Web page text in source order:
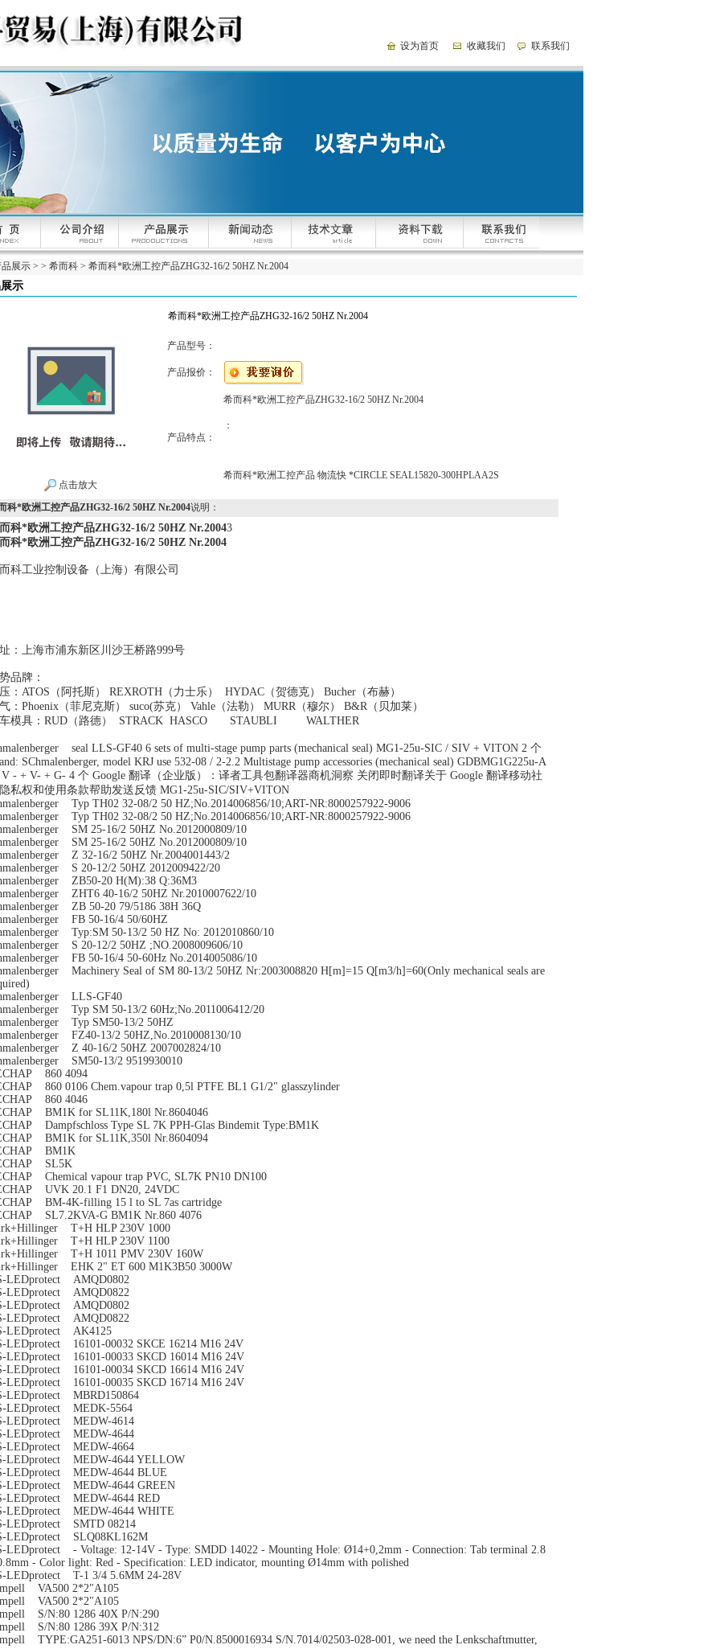
设为首页 收藏我们 联系我们
品展示 > > 希而科 > 希而科*欧洲工控产品ZHG32-16/2 50HZ Nr.2004
示
希而科*欧洲工控产品ZHG32-16/2 50HZ Nr.2004
点击放大
产品型号：
产品报价：
产品特点：
希而科*欧洲工控产品ZHG32-16/2 50HZ Nr.2004
：
希而科*欧洲工控产品 物流快 *CIRCLE SEAL15820-300HPLAA2S
科*欧洲工控产品ZHG32-16/2 50HZ Nr.2004说明：
科*欧洲工控产品ZHG32-16/2 50HZ Nr.20043
科*欧洲工控产品ZHG32-16/2 50HZ Nr.2004
科工业控制设备（上海）有限公司
址：上海市浦东新区川沙王桥路999号
品牌：
：ATOS（阿托斯） REXROTH（力士乐） HYDAC（贺德克） Bucher（布赫）
：Phoenix（菲尼克斯） suco(苏克） Vahle（法勒） MURR（穆尔） B&R（贝加莱）
模具：RUD（路德） STRACK HASCO STAUBLI WALTHER
seal LLS-GF40 6 sets of multi-stage pump parts (mechanical seal) MG1-25u-SIC / SIV + VITON 2 个
SChmalenberger, model KRJ use 532-08 / 2-2.2 Multistage pump accessories (mechanical seal) GDBMG1G225u-A
- + V- + G- 4 个 Google 翻译（企业版）：译者工具包翻译器商机洞察 关闭即时翻译关于 Google 翻译移动社
私权和使用条款帮助发送反馈 MG1-25u-SIC/SIV+VITON
Typ TH02 32-08/2 50 HZ;No.2014006856/10;ART-NR:8000257922-9006
Typ TH02 32-08/2 50 HZ;No.2014006856/10;ART-NR:8000257922-9006
SM 25-16/2 50HZ No.2012000809/10
SM 25-16/2 50HZ No.2012000809/10
Z 32-16/2 50HZ Nr.2004001443/2
S 20-12/2 50HZ 2012009422/20
ZB50-20 H(M):38 Q:36M3
ZHT6 40-16/2 50HZ Nr.2010007622/10
ZB 50-20 79/5186 38H 36Q
FB 50-16/4 50/60HZ
Typ:SM 50-13/2 50 HZ No: 2012010860/10
S 20-12/2 50HZ ;NO.2008009606/10
FB 50-16/4 50-60Hz No.2014005086/10
Machinery Seal of SM 80-13/2 50HZ Nr:2003008820 H[m]=15 Q[m3/h]=60(Only mechanical seals are
LLS-GF40
Typ SM 50-13/2 60Hz;No.2011006412/20
Typ SM50-13/2 50HZ
FZ40-13/2 50HZ,No.2010008130/10
Z 40-16/2 50HZ 2007002824/10
SM50-13/2 9519930010
860 4094
860 0106 Chem.vapour trap 0,5l PTFE BL1 G1/2" glasszylinder
860 4046
BM1K for SL11K,180l Nr.8604046
Dampfschloss Type SL 7K PPH-Glas Bindemit Type:BM1K
BM1K for SL11K,350l Nr.8604094
BM1K
SL5K
Chemical vapour trap PVC, SL7K PN10 DN100
UVK 20.1 F1 DN20, 24VDC
BM-4K-filling 15 l to SL 7as cartridge
SL7.2KVA-G BM1K Nr.860 4076
T+H HLP 230V 1000
T+H HLP 230V 1100
T+H 1011 PMV 230V 160W
EHK 2" ET 600 M1K3B50 3000W
LEDprotect AMQD0802
LEDprotect AMQD0822
LEDprotect AMQD0802
LEDprotect AMQD0822
LEDprotect AK4125
LEDprotect 16101-00032 SKCE 16214 M16 24V
LEDprotect 16101-00033 SKCD 16014 M16 24V
LEDprotect 16101-00034 SKCD 16614 M16 24V
LEDprotect 16101-00035 SKCD 16714 M16 24V
LEDprotect MBRD150864
LEDprotect MEDK-5564
LEDprotect MEDW-4614
LEDprotect MEDW-4644
LEDprotect MEDW-4664
LEDprotect MEDW-4644 YELLOW
LEDprotect MEDW-4644 BLUE
LEDprotect MEDW-4644 GREEN
LEDprotect MEDW-4644 RED
LEDprotect MEDW-4644 WHITE
LEDprotect SMTD 08214
LEDprotect SLQ08KL162M
LEDprotect - Voltage: 12-14V - Type: SMDD 14022 - Mounting Hole: Ø14+0,2mm - Connection: Tab terminal 2.8
- Color light: Red - Specification: LED indicator, mounting Ø14mm with polished
LEDprotect T-1 3/4 5.6MM 24-28V
VA500 2*2"A105
VA500 2*2"A105
S/N:80 1286 40X P/N:290
S/N:80 1286 39X P/N:312
TYPE:GA251-6013 NPS/DN:6” P0/N.8500016934 S/N.7014/02503-028-001, we need the Lenkschaftmutter,